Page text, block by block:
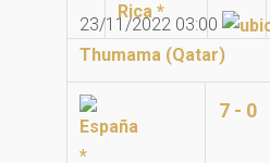
Rica *
23/11/2022 03:00
Thumama (Qatar)
7 - 0